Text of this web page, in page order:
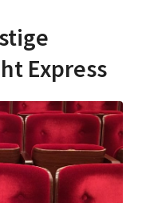
Express